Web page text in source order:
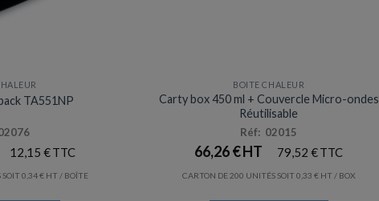
TA551NP
12,15 €
0,34€ / BOÎTE
BOITE CHALEUR
Carty box 450 ml + Couvercle Micro-ondes
Réutilisable
Réf: 02015
66,26€ 79,52€
CARTON DE 200 UNITÉS SOIT 0,33 € / BOX